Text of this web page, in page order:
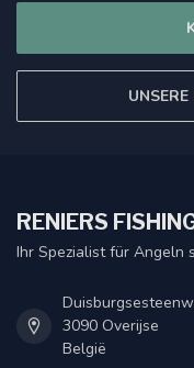
RENIERS
Ihr Spezialist für Angeln
3090 Overijse
België